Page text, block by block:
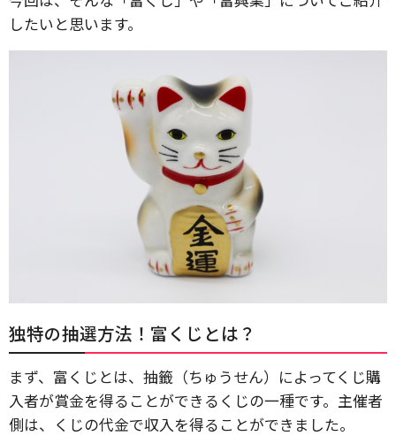
したいと思います。
独特の抽選方法！富くじとは？
まず、富くじとは、抽籤（ちゅうせん）によってくじ購
入者が賞金を得ることができるくじの一種です。主催者
側は、くじの代金で収入を得ることができました。